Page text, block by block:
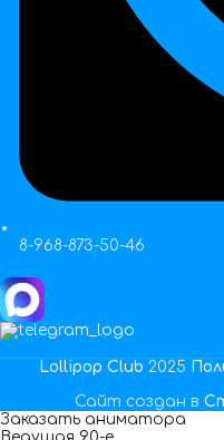
8-968-873-50-46
Lollipop Club 2025
Сайт создан в
Заказать аниматора